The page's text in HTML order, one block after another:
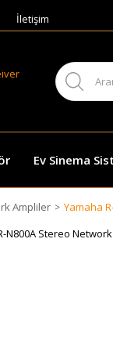
İletişim
Ev Sinema
Ampliler Yamaha